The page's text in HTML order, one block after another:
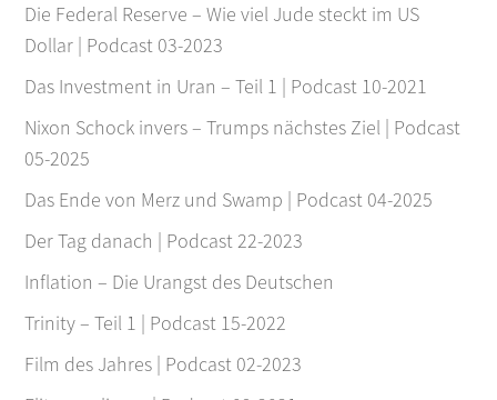
Die Federal Reserve – Wie viel Jude steckt im US
Dollar | Podcast 03-2023
Das Investment in Uran – Teil 1 | Podcast 10-2021
Nixon Schock invers – Trumps nächstes Ziel | Podcast
05-2025
Das Ende von Merz und Swamp | Podcast 04-2025
Der Tag danach | Podcast 22-2023
Inflation – Die Urangst des Deutschen
Trinity – Teil 1 | Podcast 15-2022
Film des Jahres | Podcast 02-2023